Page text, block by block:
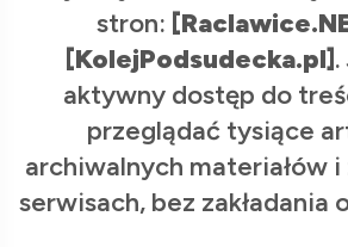
stron:
[KolejPodsudecka.pl]
aktywny dostęp do
przeglądać tysiące
archiwalnych materiałów
serwisach, bez zakładania